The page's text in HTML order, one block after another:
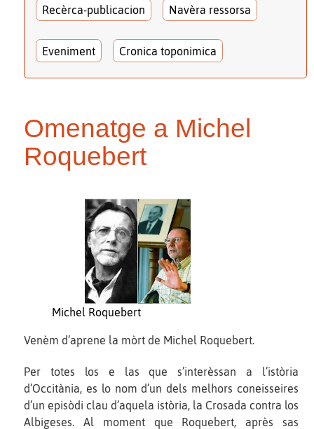
Recèrca-publicacion Navèra ressorsa
Eveniment Cronica toponimica
Omenatge a Michel
Roquebert
Michel Roquebert
Venèm d’aprene la mòrt de Michel Roquebert.
Per totes los e las que s’interèssan a l’istòria
d’Occitània, es lo nom d’un dels melhors coneisseires
d’un episòdi clau d’aquela istòria, la Crosada contra los
Albigeses. Al moment que Roquebert, après sas